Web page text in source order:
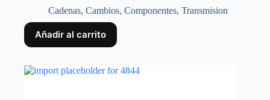
Cadenas, Cambios, Componentes, Transmision
Añadir al carrito